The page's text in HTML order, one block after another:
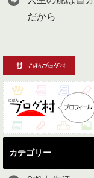
だから
カテゴリー